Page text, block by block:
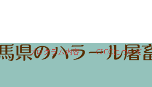
プログラム内容 CICCについて